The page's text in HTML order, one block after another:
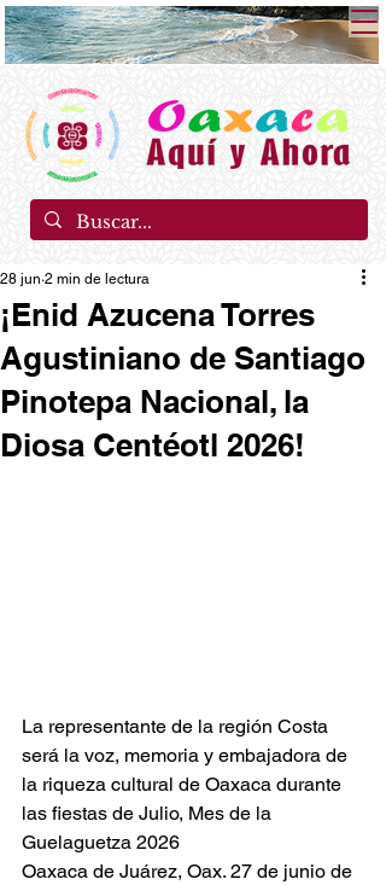
¡Enid Azucena Torres
Agustiniano de Santiago
Pinotepa Nacional, la
Diosa Centéotl 2026!
28 jun 2 min de lectura
La representante de la región Costa
será la voz, memoria y embajadora de
la riqueza cultural de Oaxaca durante
las fiestas de Julio, Mes de la
Guelaguetza 2026
Oaxaca de Juárez, Oax. 27 de junio de